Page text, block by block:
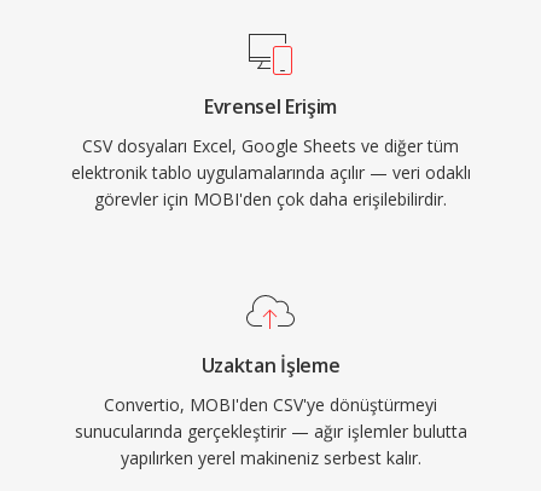
Evrensel Erişim
CSV dosyaları Excel, Google Sheets ve diğer tüm
elektronik tablo uygulamalarında açılır — veri odaklı
görevler için MOBI'den çok daha erişilebilirdir.
Uzaktan İşleme
Convertio, MOBI'den CSV'ye dönüştürmeyi
sunucularında gerçekleştirir — ağır işlemler bulutta
yapılırken yerel makineniz serbest kalır.